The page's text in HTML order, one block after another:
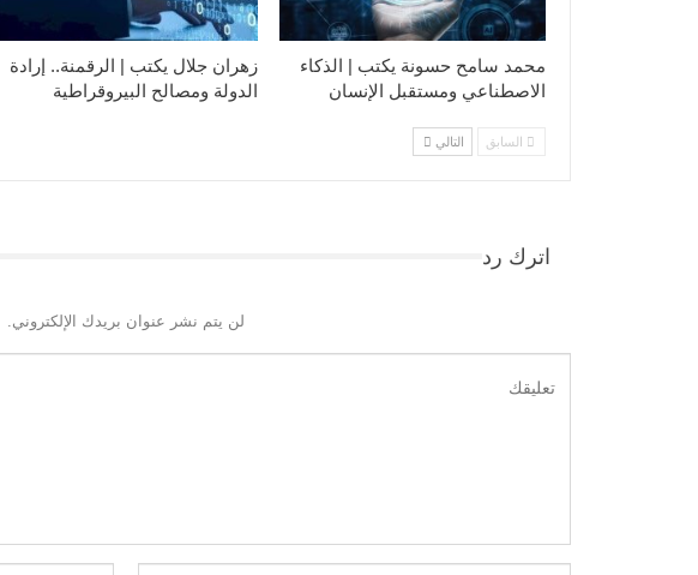
زهران جلال يكتب | الرقمنة.. إرادة
الدولة ومصالح البيروقراطية
محمد سامح حسونة يكتب | الذكاء
الاصطناعي ومستقبل الإنسان
السابق التالي
اترك رد
لن يتم نشر عنوان بريدك الإلكتروني.